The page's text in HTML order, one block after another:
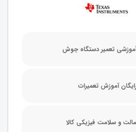
تعمیر دستگاه جوش
آموزش تعمیرات
و سلامت فیزیکی کالا